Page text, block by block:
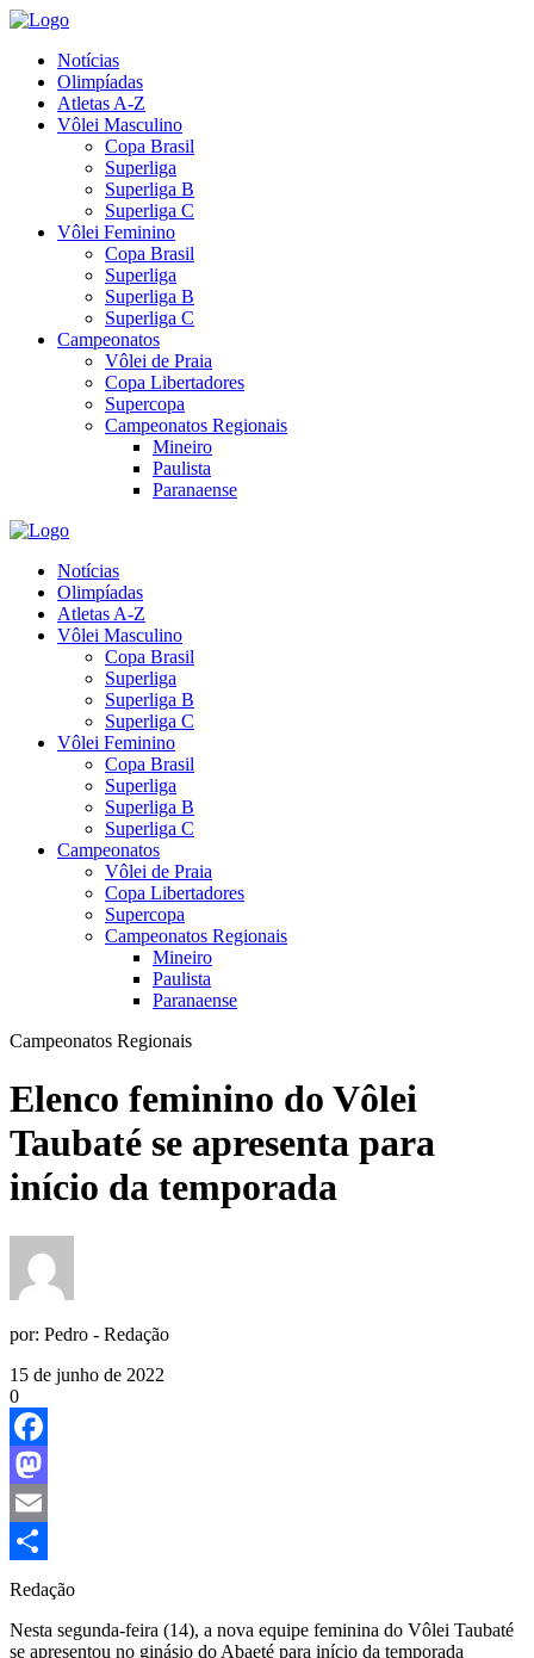
Notícias
Olimpíadas
Atletas A-Z
Vôlei Masculino
Copa Brasil
Superliga
Superliga B
Superliga C
Vôlei Feminino
Copa Brasil
Superliga
Superliga B
Superliga C
Campeonatos
Vôlei de Praia
Copa Libertadores
Supercopa
Campeonatos Regionais
Mineiro
Paulista
Paranaense
Notícias
Olimpíadas
Atletas A-Z
Vôlei Masculino
Copa Brasil
Superliga
Superliga B
Superliga C
Vôlei Feminino
Copa Brasil
Superliga
Superliga B
Superliga C
Campeonatos
Vôlei de Praia
Copa Libertadores
Supercopa
Campeonatos Regionais
Mineiro
Paulista
Paranaense
Campeonatos Regionais
Elenco feminino do Vôlei
Taubaté se apresenta para
início da temporada
por: Pedro - Redação
15 de junho de 2022
0
Facebook
Mastodon
Email
Share
Redação
Nesta segunda-feira (14), a nova equipe feminina do Vôlei Taubaté
se apresentou no ginásio do Abaeté para início da temporada